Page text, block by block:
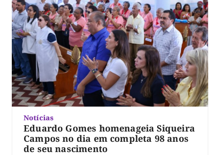
Notícias
Eduardo Gomes homenageia Siqueira
Campos no dia em completa 98 anos
de seu nascimento